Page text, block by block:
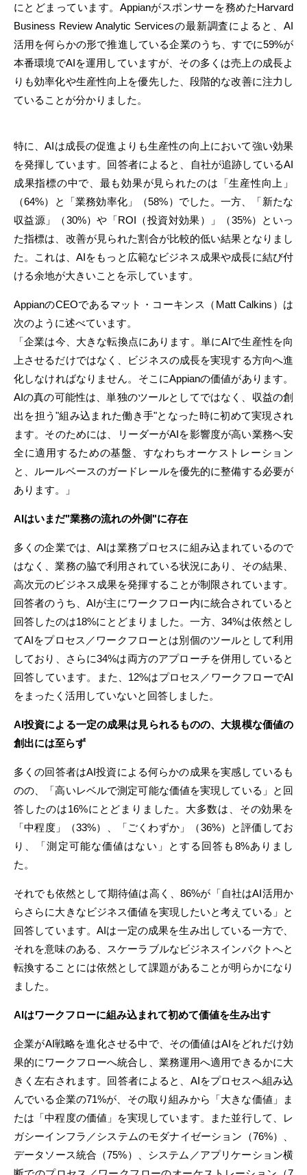
にとどまっています。Appianがスポンサーを務めたHarvard
Business Review Analytic Servicesの最新調査によると、AI
活用を何らかの形で推進している企業のうち、すでに59%が
本番環境でAIを運用していますが、その多くは売上の成長よ
りも効率化や生産性向上を優先した、段階的な改善に注力し
ていることが分かりました。
特に、AIは成長の促進よりも生産性の向上において強い効果
を発揮しています。回答者によると、自社が追跡しているAI
成果指標の中で、最も効果が見られたのは「生産性向上」
（64%）と「業務効率化」（58%）でした。一方、「新たな
収益源」（30%）や「ROI（投資対効果）」（35%）といっ
た指標は、改善が見られた割合が比較的低い結果となりまし
た。これは、AIをもっと広範なビジネス成果や成長に結び付
ける余地が大きいことを示しています。
AppianのCEOであるマット・コーキンス（Matt Calkins）は
次のように述べています。
「企業は今、大きな転換点にあります。単にAIで生産性を向
上させるだけではなく、ビジネスの成長を実現する方向へ進
化しなければなりません。そこにAppianの価値があります。
AIの真の可能性は、単独のツールとしてではなく、収益の創
出を担う"組み込まれた働き手"となった時に初めて実現され
ます。そのためには、リーダーがAIを影響度が高い業務へ安
全に適用するための基盤、すなわちオーケストレーション
と、ルールベースのガードレールを優先的に整備する必要が
あります。」
AIはいまだ"業務の流れの外側"に存在
多くの企業では、AIは業務プロセスに組み込まれているので
はなく、業務の脇で利用されている状況にあり、その結果、
高次元のビジネス成果を発揮することが制限されています。
回答者のうち、AIが主にワークフロー内に統合されていると
回答したのは18%にとどまりました。一方、34%は依然とし
てAIをプロセス／ワークフローとは別個のツールとして利用
しており、さらに34%は両方のアプローチを併用していると
回答しています。また、12%はプロセス／ワークフローでAI
をまったく活用していないと回答しました。
AI投資による一定の成果は見られるものの、大規模な価値の
創出には至らず
多くの回答者はAI投資による何らかの成果を実感しているも
のの、「高いレベルで測定可能な価値を実現している」と回
答したのは16%にとどまりました。大多数は、その効果を
「中程度」（33%）、「ごくわずか」（36%）と評価してお
り、「測定可能な価値はない」とする回答も8%ありまし
た。
それでも依然として期待値は高く、86%が「自社はAI活用か
らさらに大きなビジネス価値を実現したいと考えている」と
回答しています。AIは一定の成果を生み出している一方で、
それを意味のある、スケーラブルなビジネスインパクトへと
転換することには依然として課題があることが明らかになり
ました。
AIはワークフローに組み込まれて初めて価値を生み出す
企業がAI戦略を進化させる中で、その価値はAIをどれだけ効
果的にワークフローへ統合し、業務運用へ適用できるかに大
きく左右されます。回答者によると、AIをプロセスへ組み込
んでいる企業の71%が、その取り組みから「大きな価値」ま
たは「中程度の価値」を実現しています。また並行して、レ
ガシーインフラ／システムのモダナイゼーション（76%）、
データソース統合（75%）、システム／アプリケーション横